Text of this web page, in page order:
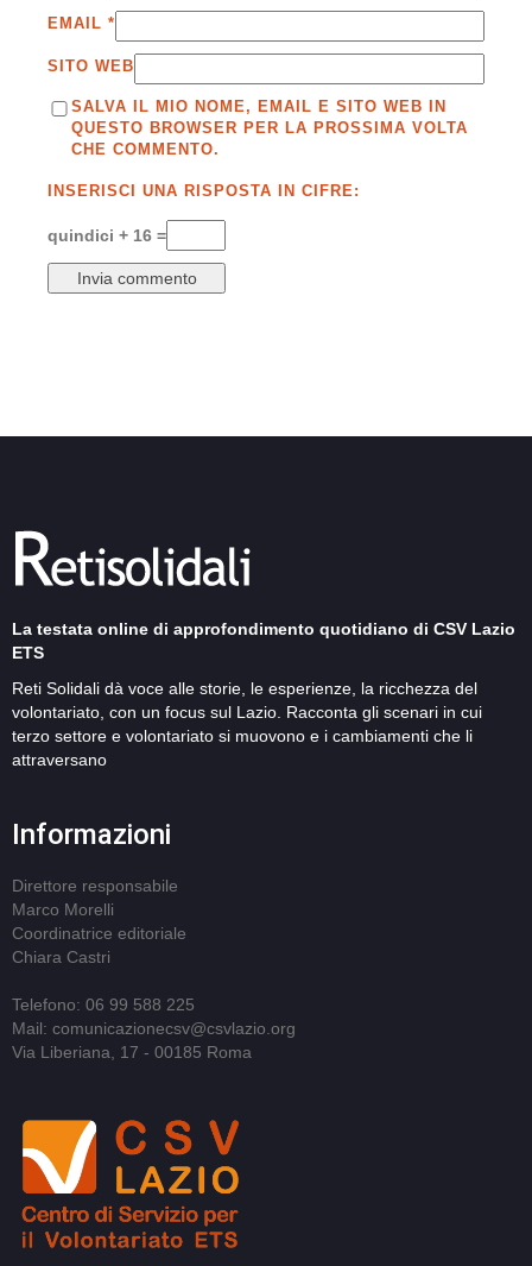
EMAIL *
SITO WEB
SALVA IL MIO NOME, EMAIL E SITO WEB IN
QUESTO BROWSER PER LA PROSSIMA VOLTA
CHE COMMENTO.
INSERISCI UNA RISPOSTA IN CIFRE:
quindici + 16 =
La testata online di approfondimento quotidiano di CSV Lazio
ETS
Reti Solidali dà voce alle storie, le esperienze, la ricchezza del
volontariato, con un focus sul Lazio. Racconta gli scenari in cui
terzo settore e volontariato si muovono e i cambiamenti che li
attraversano
Informazioni
Direttore responsabile
Marco Morelli
Coordinatrice editoriale
Chiara Castri
Telefono: 06 99 588 225
Mail: comunicazionecsv@csvlazio.org
Via Liberiana, 17 - 00185 Roma